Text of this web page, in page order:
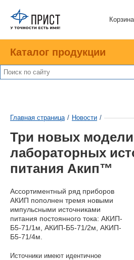
Каталог продукции
Главная страница / Новости /
Три новых модели
лабораторных
питания Акип™
Ассортиментный ряд приборов
АКИП пополнен тремя новыми
импульсными источниками
питания постоянного тока: АКИП-
Б5-71/1м АКИП-Б5-71/2м АКИП-
Б5-71/4м
Источники имеют идентичное